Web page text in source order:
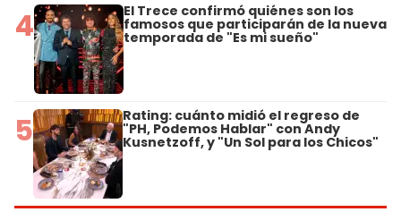
4 El Trece confirmó quiénes son los
famosos que participarán de la nueva
temporada de "Es mi sueño"
5 Rating: cuánto midió el regreso de
"PH, Podemos Hablar" con Andy
Kusnetzoff, y "Un Sol para los Chicos"